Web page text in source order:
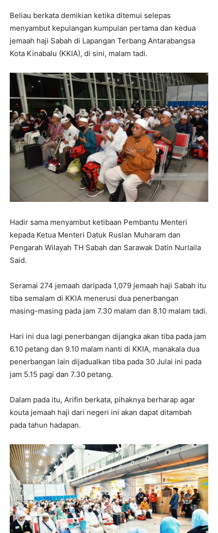
Beliau berkata demikian ketika ditemui selepas
menyambut kepulangan kumpulan pertama dan kedua
jemaah haji Sabah di Lapangan Terbang Antarabangsa
Kota Kinabalu (KKIA), di sini, malam tadi.
Hadir sama menyambut ketibaan Pembantu Menteri
kepada Ketua Menteri Datuk Ruslan Muharam dan
Pengarah Wilayah TH Sabah dan Sarawak Datin Nurlaila
Said.
Seramai 274 jemaah daripada 1,079 jemaah haji Sabah itu
tiba semalam di KKIA menerusi dua penerbangan
masing-masing pada jam 7.30 malam dan 8.10 malam tadi.
Hari ini dua lagi penerbangan dijangka akan tiba pada jam
6.10 petang dan 9.10 malam nanti di KKIA, manakala dua
penerbangan lain dijadualkan tiba pada 30 Julai ini pada
jam 5.15 pagi dan 7.30 petang.
Dalam pada itu, Arifin berkata, pihaknya berharap agar
kouta jemaah haji dari negeri ini akan dapat ditambah
pada tahun hadapan.